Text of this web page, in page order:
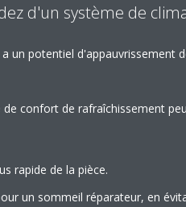
d'un système de
un potentiel d'appauvrissement
de confort de rafraîchissement
rapide de la pièce.
un sommeil réparateur, en